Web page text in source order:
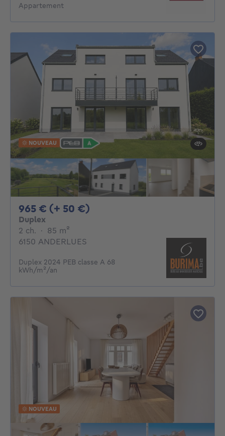
Appartement
NOUVEAU
965 € (+ 50 €)
Duplex
2 ch. 2 chambres
· 85 m²
6150 ANDERLUES
Duplex 2024 PEB classe A 68
kWh/m²/an
NOUVEAU